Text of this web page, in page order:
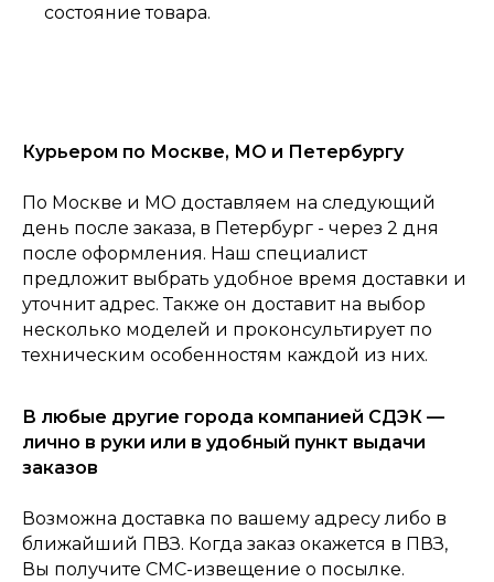
Главная Каталог
Консультация Корзина
состояние товара.
Курьером по Москве, МО и Петербургу
По Москве и МО доставляем на следующий
день после заказа, в Петербург - через 2 дня
после оформления. Наш специалист
предложит выбрать удобное время доставки и
уточнит адрес. Также он доставит на выбор
несколько моделей и проконсультирует по
техническим особенностям каждой из них.
В любые другие города компанией СДЭК —
лично в руки или в удобный пункт выдачи
заказов
Возможна доставка по вашему адресу либо в
ближайший ПВЗ. Когда заказ окажется в ПВЗ,
Вы получите СМС-извещение о посылке.